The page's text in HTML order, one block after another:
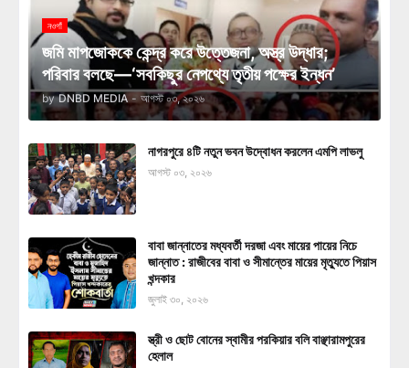
নওগাঁ
জমি মাপজোককে কেন্দ্র করে উত্তেজনা, অস্ত্র উদ্ধার;
পরিবার বলছে—‘সবকিছুর নেপথ্যে তৃতীয় পক্ষের ইন্ধন’
by DNBD MEDIA - আগস্ট ০৩, ২০২৬
নাগরপুরে ৪টি নতুন ভবন উদ্বোধন করলেন এমপি লাভলু
আগস্ট ০৩, ২০২৬
বাবা জান্নাতের মধ্যবর্তী দরজা এবং মায়ের পায়ের নিচে
জান্নাত : রাজীবের বাবা ও সীমান্তের মায়ের মৃত্যুতে পিয়াস
খন্দকার
জুলাই ৩০, ২০২৬
স্ত্রী ও ছোট বোনের স্বামীর পরকিয়ার বলি বাঞ্ছারামপুরের
হেলাল